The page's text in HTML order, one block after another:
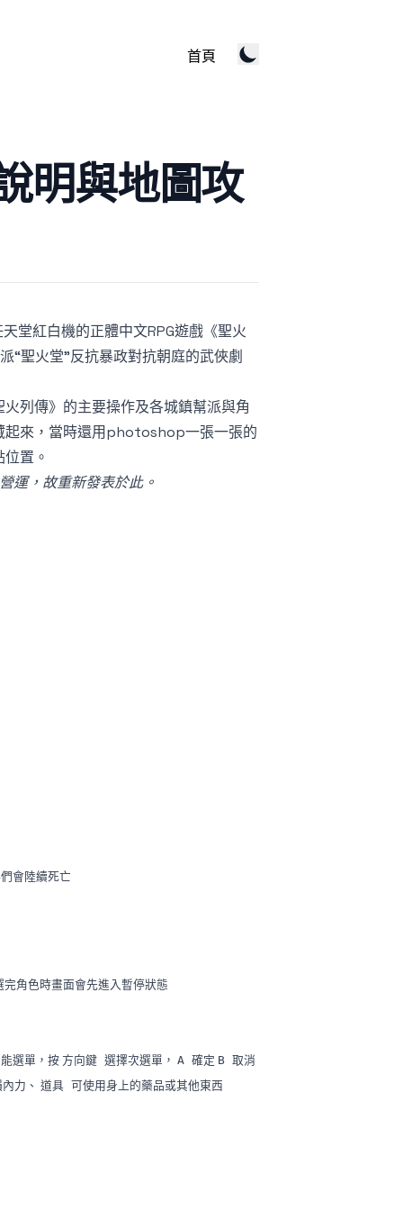
首頁
明與地圖攻
堂紅白機的正體中文RPG遊戲《聖火
“聖火堂”反抗暴政對抗朝庭的武俠劇
列傳》的主要操作及各城鎮幫派與角
起來，當時還用photoshop一張一張的
置。
運，故重新發表於此。
會陸續死亡
角色時畫面會先進入暫停狀態
選單，按 方向鍵 選擇次選單， A 確定 B 取消
力、 道具 可使用身上的藥品或其他東西